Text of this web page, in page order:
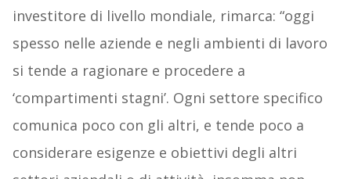
investitore di livello mondiale, rimarca: “oggi
spesso nelle aziende e negli ambienti di lavoro
si tende a ragionare e procedere a
‘compartimenti stagni’. Ogni settore specifico
comunica poco con gli altri, e tende poco a
considerare esigenze e obiettivi degli altri